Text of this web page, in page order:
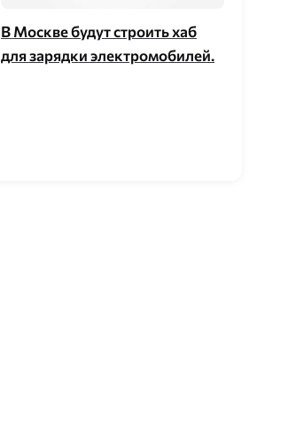
В Москве будут строить хаб
для зарядки электромобилей.